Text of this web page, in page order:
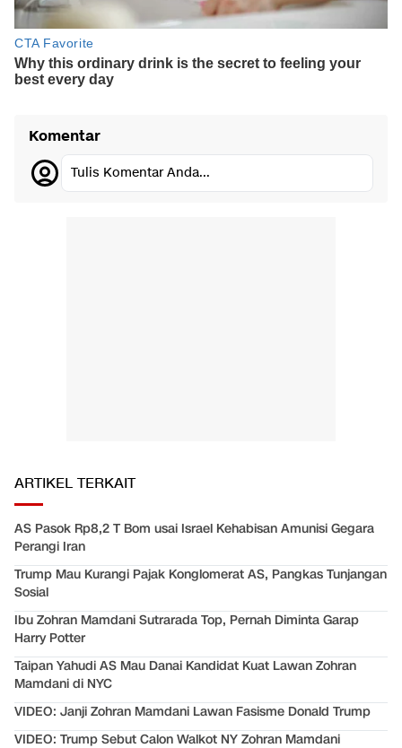
Komentar
Tulis Komentar Anda...
ARTIKEL TERKAIT
AS Pasok Rp8,2 T Bom usai Israel Kehabisan Amunisi Gegara
Perangi Iran
Trump Mau Kurangi Pajak Konglomerat AS, Pangkas Tunjangan
Sosial
Ibu Zohran Mamdani Sutrarada Top, Pernah Diminta Garap
Harry Potter
Taipan Yahudi AS Mau Danai Kandidat Kuat Lawan Zohran
Mamdani di NYC
VIDEO: Janji Zohran Mamdani Lawan Fasisme Donald Trump
VIDEO: Trump Sebut Calon Walkot NY Zohran Mamdani